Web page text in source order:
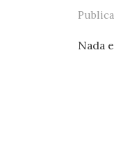
Nada